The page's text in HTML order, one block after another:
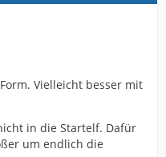
Vielleicht besser mit
in die Startelf. Dafür
um endlich die